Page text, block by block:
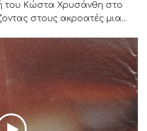
του Κώστα Χρυσάνθη στο
στους ακροατές μια...